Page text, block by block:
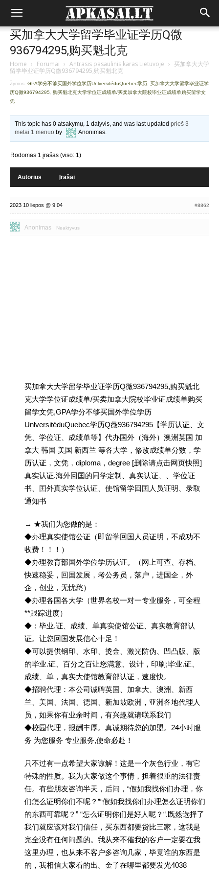
买加拿大大学留学毕业证学历Q微
936794295,购买魁北克
Home › Forumai › Antrasis pasaulinis karas Lietuvoje › 买加拿大大学
留学毕业证学历Q微936794295,购买魁北克
Žymos: GPA学分不够买国外学位学历UnlversitéduQuebec学历 买加拿大大学留学毕业证学
历Q微936794295
购买魁北克大学学位证成绩单/买卖加拿大院校毕业证成绩单购买留学文
凭
This topic has 0 atsakymų, 1 dalyvis, and was last updatedprieš 3
metai 1 mėnuo by Anonimas.
Rodomas 1 įrašas (viso: 1)
Autorius Įrašai
2023 10 liepos @ 9:04 #8862
Anonimas Neaktyvus
买加拿大大学留学毕业证学历Q微936794295,购买魁北
克大学学位证成绩单/买卖加拿大院校毕业证成绩单购买
留学文凭,GPA学分不够买国外学位学历
UnlversitéduQuebec学历Q薇936794295【学历认证、文
凭、学位证、成绩单等】代办国外（海外）澳洲英国 加
拿大 韩国 美国 新西兰 等各大学，修改成绩单分数，学
历认证，文凭，diploma，degree [删除请点击网页快照]
真实认证.海外回囯的同学定制、真实认证、、学位证
书、囯外真实学位认证、使馆留学回囯人员证明、录取
通知书
→ ★我们为您做的是：
◆办理真实使馆公证（即留学回国人员证明，不成功不
收费！！！）
◆办理教育部国外学位学历认证。（网上可查、存档、
快速稳妥，回国发展，考公务员，落户，进国企，外
企，创业，无忧愁）
◆办理各国各大学（世界名校一对一专业服务，可全程
**跟踪进度）
◆：毕业.证、成绩、单真实使馆公证、真实教育部认
证。让您回国发展信心十足！
◆可以提供钢印、水印、烫金、激光防伪、凹凸版、版
的毕业.证、百分之百让您满意、设计，印刷;毕业.证、
成绩、单，真实大使馆教育部认证，速度快。
◆招聘代理：本公司诚聘英国、加拿大、澳洲、新西
兰、美国、法国、德国、新加坡欧洲，亚洲各地代理人
员，如果你有业余时间，有兴趣就请联系我们
◆校园代理，报酬丰厚。真诚期待您的加盟。24小时服
务 为您服务 专业服务,使命必赴！
只不过有一点希望大家谅解！这是一个灰色行业，有它
特殊的性质。我为大家做这个事情，担着很重的法律责
任。有些朋友咨询半天，后问，“假如我找你们办理，你
们怎么证明你们不呢？”“假如我找你们办理怎么证明你们
的东西可靠呢？” “怎么证明你们是好人呢？“.既然选择了
我们就应该对我们信任，买东西都要货比三家，这我是
完全没有任何问题的。我从来不催我的客户一定要在我
这里办理，也从来不客户多咨询几家，毕竟谁的东西是
的，我相信大家看的出。金子在哪里都要发光4038